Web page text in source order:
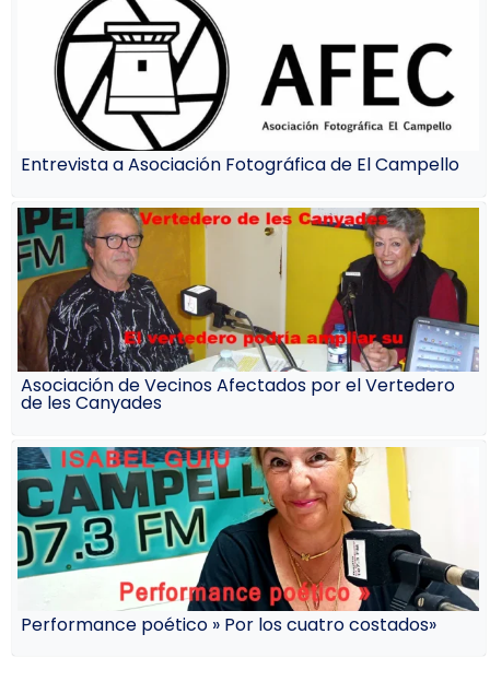
Entrevista a Asociación Fotográfica de El Campello
Asociación de Vecinos Afectados por el Vertedero
de les Canyades
Performance poético » Por los cuatro costados»